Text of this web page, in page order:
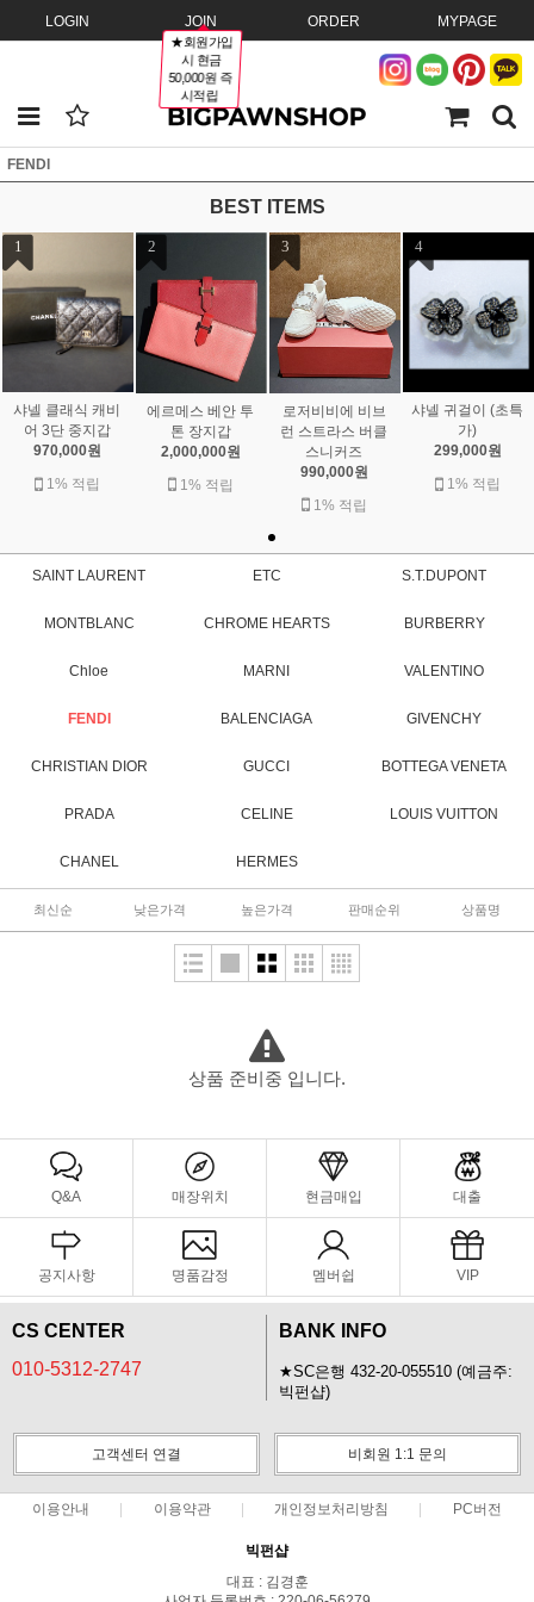
LOGIN JOIN
★회원가입
시 현금
50,000원 즉
시적립
ORDER MYPAGE
FENDI
BEST ITEMS
1
샤넬 클래식 캐비
어 3단 중지갑
970,000원
1% 적립
2
에르메스 베안 투
톤 장지갑
2,000,000원
1% 적립
3
로저비비에 비브
런 스트라스 버클
스니커즈
990,000원
1% 적립
4
샤넬 귀걸이 (초특
가)
299,000원
1% 적립
SAINT LAURENT ETC S.T.DUPONT
MONTBLANC CHROME HEARTS BURBERRY
Chloe MARNI VALENTINO
FENDI BALENCIAGA GIVENCHY
CHRISTIAN DIOR GUCCI BOTTEGA VENETA
PRADA CELINE LOUIS VUITTON
CHANEL HERMES
최신순 낮은가격 높은가격 판매순위 상품명
상품 준비중 입니다.
Q&A 매장위치 현금매입 대출
공지사항 명품감정 멤버쉽 VIP
CS CENTER
010-5312-2747
BANK INFO
★SC은행 432-20-055510 (예금주:
빅펀샵)
고객센터 연결 비회원 1:1 문의
이용안내 이용약관 개인정보처리방침 PC버전
빅펀샵
대표 : 김경훈